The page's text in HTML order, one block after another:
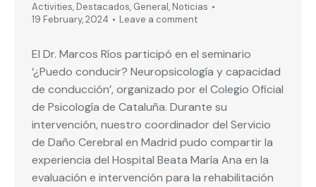
Activities, Destacados, General, Noticias
19 February, 2024
Leave a comment
El Dr. Marcos Ríos participó en el seminario
‘¿Puedo conducir? Neuropsicología y capacidad
de conducción’, organizado por el Colegio Oficial
de Psicología de Cataluña. Durante su
intervención, nuestro coordinador del Servicio
de Daño Cerebral en Madrid pudo compartir la
experiencia del Hospital Beata María Ana en la
evaluación e intervención para la rehabilitación